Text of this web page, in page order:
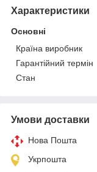
Характеристики
Основні
Країна виробник
Гарантійний термін
Стан
Умови доставки
Нова Пошта
Укрпошта